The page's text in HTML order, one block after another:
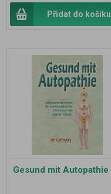
Přidat do košíku
Gesund mit Autopathie